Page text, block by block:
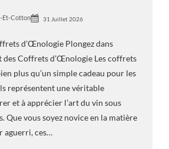
Et-Cotton 31 Juillet 2026
d’Œnologie Plongez dans
des Coffrets d’Œnologie Les coffrets
plus qu’un simple cadeau pour les
représentent une véritable
et à apprécier l’art du vin sous
Que vous soyez novice en la matière
aguerri, ces…